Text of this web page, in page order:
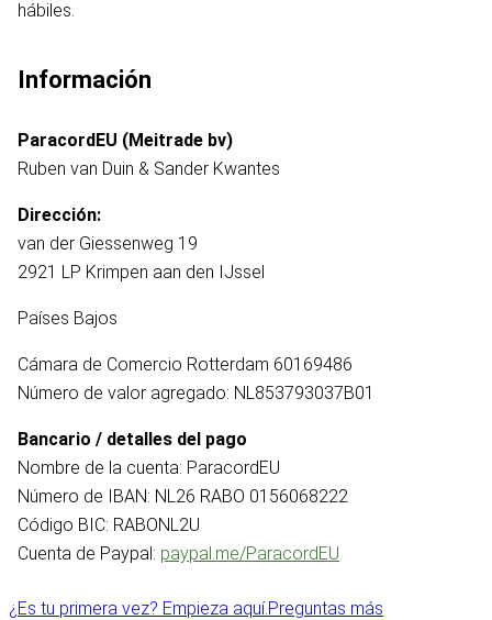
¿Es tu primera vez? Empieza aquí.Preguntas más
hábiles.
Información
ParacordEU (Meitrade bv)
Ruben van Duin & Sander Kwantes
Dirección:
van der Giessenweg 19
2921 LP Krimpen aan den IJssel
Países Bajos
Cámara de Comercio Rotterdam 60169486
Número de valor agregado: NL853793037B01
Bancario / detalles del pago
Nombre de la cuenta: ParacordEU
Número de IBAN: NL26 RABO 0156068222
Código BIC: RABONL2U
Cuenta de Paypal: paypal.me/ParacordEU